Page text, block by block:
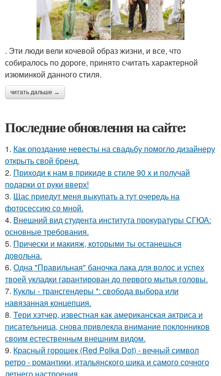
. Эти люди вели кочевой образ жизни, и все, что
собиралось по дороге, принято считать характерной
изюминкой данного стиля.
читать дальше →
Последние обновления на сайте:
1. Как опоздание невесты на свадьбу помогло дизайнеру
открыть свой бренд.
2. Приходи к нам в прикиде в стиле 90 х и получай
подарки от руки вверх!
3. Щас приедут меня выкупать а тут очередь на
фотосессию со мной.
4. Внешний вид студента института прокуратуры СГЮА:
основные требования.
5. Прически и макияж, которыми ты останешься
довольна.
6. Одна "Правильная" баночка лака для волос и успех
твоей укладки гарантирован до первого мытья головы.
7. Куклы - трансгендеры *: свобода выбора или
навязанная концепция.
8. Тери хэтчер, известная как американская актриса и
писательница, снова привлекла внимание поклонников
своим естественным внешним видом.
9. Красный горошек (Red Polka Dot) - вечный символ
ретро - романтики, итальянского шика и самого сочного